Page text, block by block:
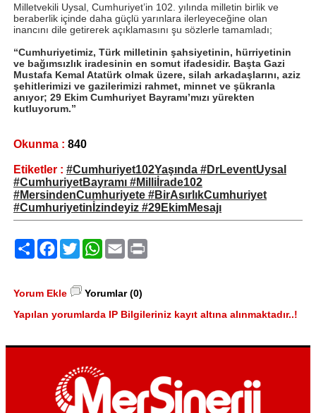
Milletvekili Uysal, Cumhuriyet’in 102. yılında milletin birlik ve
beraberlik içinde daha güçlü yarınlara ilerleyeceğine olan
inancını dile getirerek açıklamasını şu sözlerle tamamladı;
“Cumhuriyetimiz, Türk milletinin şahsiyetinin, hürriyetinin
ve bağımsızlık iradesinin en somut ifadesidir. Başta Gazi
Mustafa Kemal Atatürk olmak üzere, silah arkadaşlarını, aziz
şehitlerimizi ve gazilerimizi rahmet, minnet ve şükranla
anıyor; 29 Ekim Cumhuriyet Bayramı’mızı yürekten
kutluyorum.”
Okunma : 840
Etiketler : #Cumhuriyet102Yaşında #DrLeventUysal
#CumhuriyetBayramı #Milliİrade102
#MersindenCumhuriyete #BirAsırlıkCumhuriyet
#Cumhuriyetinİzindeyiz #29EkimMesajı
PaylaşFacebook
TwitterWhatsApp
Email
Yorum Ekle
Yorumlar (0)
Yapılan yorumlarda IP Bilgileriniz kayıt altına alınmaktadır..!